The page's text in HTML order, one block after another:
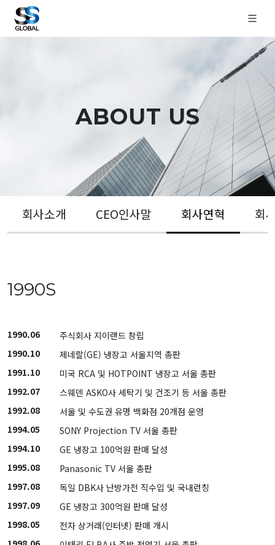
ABOUT US
회사소개 CEO인사말 회사연혁 회
1990S
1990.06
주식회사 지이랜드 창립
1990.10
제네랄(GE) 냉장고 서울지역 총판
1991.10
미국 RCA 및 HOTPOINT 냉장고 서울 총판
1992.07
스웨덴 ASKO사 세탁기 및 건조기 등 서울 총판
1992.08
서울 및 수도권 유명 백화점 20개점 운영
1994.05
SONY Projection TV 서울 총판
1994.10
GE 냉장고 100억원 판매 달성
1995.08
Panasonic TV 서울 총판
1997.08
독일 DBK사 난방가전 직수입 및 국내런칭
1997.09
GE 냉장고 300억원 판매 달성
1998.05
전자 상거래(인터넷) 판매 개시